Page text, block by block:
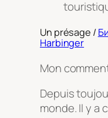
Un présage /
Harbinger
Mon
Depuis
monde. Il y a